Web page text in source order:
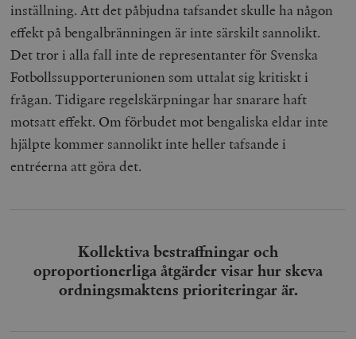
inställning. Att det påbjudna tafsandet skulle ha någon
effekt på bengalbränningen är inte särskilt sannolikt.
Det tror i alla fall inte de representanter för Svenska
Fotbollssupporterunionen som uttalat sig kritiskt i
frågan. Tidigare regelskärpningar har snarare haft
motsatt effekt. Om förbudet mot bengaliska eldar inte
hjälpte kommer sannolikt inte heller tafsande i
entréerna att göra det.
Kollektiva bestraffningar och
oproportionerliga åtgärder visar hur skeva
ordningsmaktens prioriteringar är.